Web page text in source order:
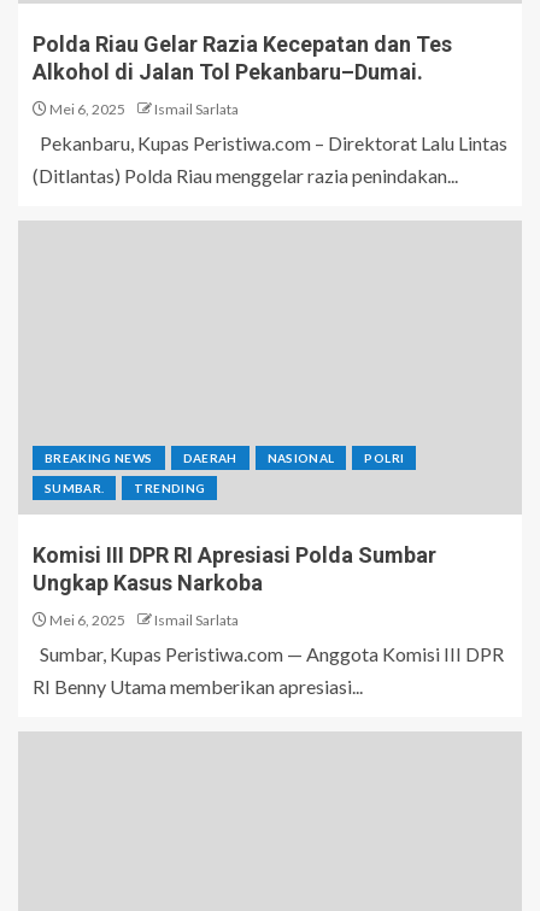
Polda Riau Gelar Razia Kecepatan dan Tes
Alkohol di Jalan Tol Pekanbaru–Dumai.
Mei 6, 2025 Ismail Sarlata
Pekanbaru, Kupas Peristiwa.com – Direktorat Lalu Lintas
(Ditlantas) Polda Riau menggelar razia penindakan...
BREAKING NEWS DAERAH NASIONAL POLRI
SUMBAR. TRENDING
Komisi III DPR RI Apresiasi Polda Sumbar
Ungkap Kasus Narkoba
Mei 6, 2025 Ismail Sarlata
Sumbar, Kupas Peristiwa.com — Anggota Komisi III DPR
RI Benny Utama memberikan apresiasi...